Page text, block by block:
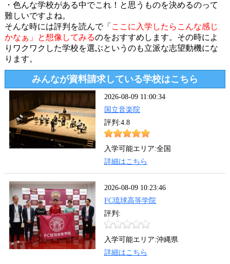
・色んな学校がある中でこれ！と思うものを決めるのって
難しいですよね。
そんな時には評判を読んで「 ここに入学したらこんな感じ
かなぁ」と想像してみるのをおすすめします。その時によ
りワクワクした学校を選ぶというのも立派な志望動機にな
ります。
みんなが資料請求している学校はこちら